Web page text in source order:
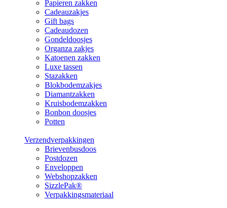
Papieren zakken
Cadeauzakjes
Gift bags
Cadeaudozen
Gondeldoosjes
Organza zakjes
Katoenen zakken
Luxe tassen
Stazakken
Blokbodemzakjes
Diamantzakken
Kruisbodemzakken
Bonbon doosjes
Potten
Verzendverpakkingen
Brievenbusdoos
Postdozen
Enveloppen
Webshopzakken
SizzlePak®
Verpakkingsmateriaal